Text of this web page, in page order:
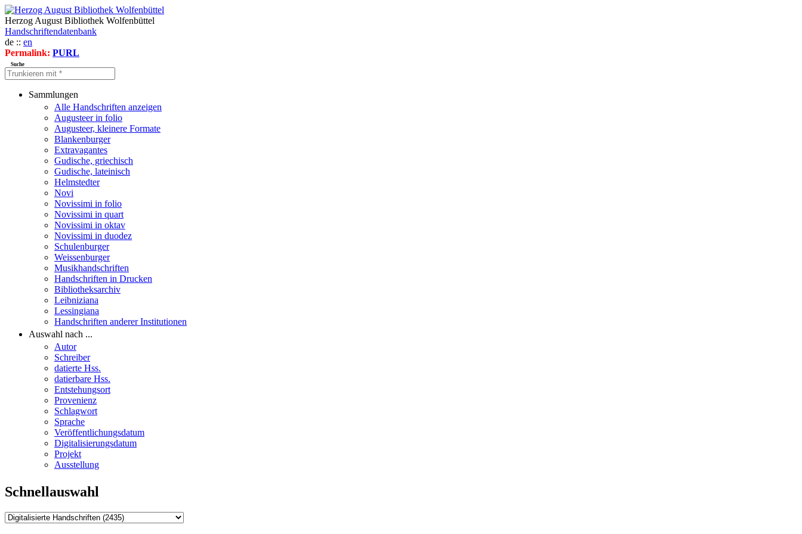
Herzog August Bibliothek Wolfenbüttel
Handschriftendatenbank
de :: en
Permalink: PURL
Suche
Sammlungen
Alle Handschriften anzeigen
Augusteer in folio
Augusteer, kleinere Formate
Blankenburger
Extravagantes
Gudische, griechisch
Gudische, lateinisch
Helmstedter
Novi
Novissimi in folio
Novissimi in quart
Novissimi in oktav
Novissimi in duodez
Schulenburger
Weissenburger
Musikhandschriften
Handschriften in Drucken
Bibliotheksarchiv
Leibniziana
Lessingiana
Handschriften anderer Institutionen
Auswahl nach ...
Autor
Schreiber
datierte Hss.
datierbare Hss.
Entstehungsort
Provenienz
Schlagwort
Sprache
Veröffentlichungsdatum
Digitalisierungsdatum
Projekt
Ausstellung
Schnellauswahl